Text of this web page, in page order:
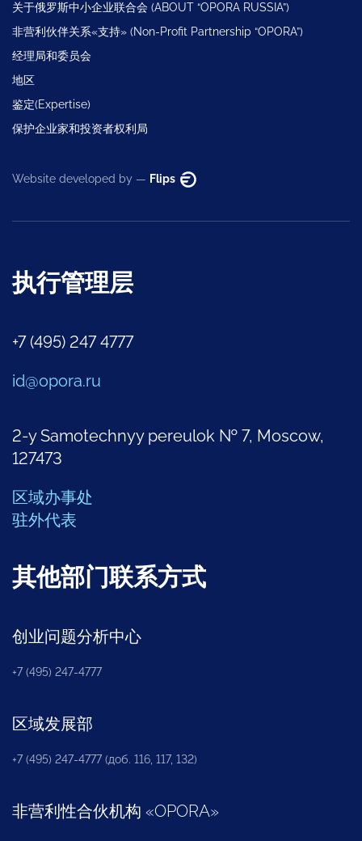
关于俄罗斯中小企业联合会 (ABOUT “OPORA RUSSIA”)
非营利伙伴关系«支持» (Non-Profit Partnership “OPORA”)
经理局和委员会
地区
鉴定(Expertise)
保护企业家和投资者权利局
Website developed by — Flips
执行管理层
+7 (495) 247 4777
id@opora.ru
2-y Samotechnyy pereulok № 7, Moscow,
127473
区域办事处
驻外代表
其他部门联系方式
创业问题分析中心
+7 (495) 247-4777
区域发展部
+7 (495) 247-4777 (доб. 116, 117, 132)
非营利性合伙机构 «OPORA»